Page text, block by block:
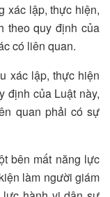
xác lập, thực hiện,
theo quy định của
có liên quan.
xác lập, thực hiện
định của Luật này,
quan phải có sự
bên mất năng lực
làm người giám